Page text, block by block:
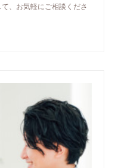
、お気軽にご相談くださ